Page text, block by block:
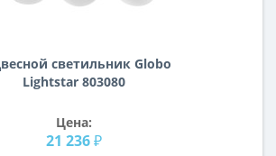
светильник Globo
Lightstar 803080
Цена:
21 236 ₽